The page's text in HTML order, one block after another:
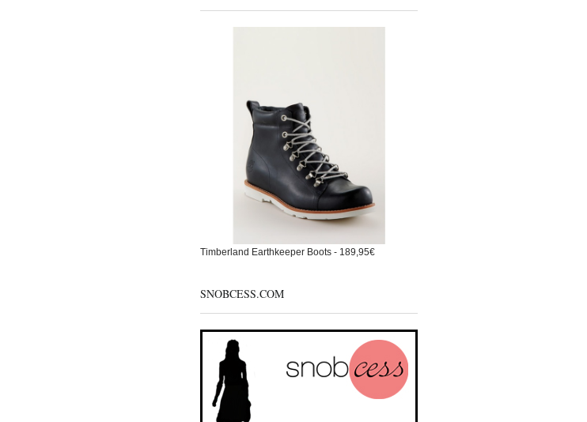
Timberland Earthkeeper Boots - 189,95€
SNOBCESS.COM